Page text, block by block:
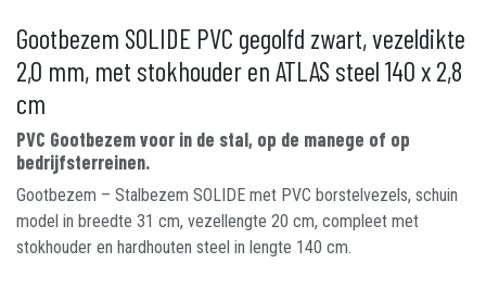
Gootbezem SOLIDE PVC gegolfd zwart, vezeldikte
2,0 mm, met stokhouder en ATLAS steel 140 x 2,8
cm
PVC Gootbezem voor in de stal, op de manege of op
bedrijfsterreinen.
Gootbezem – Stalbezem SOLIDE met PVC borstelvezels, schuin
model in breedte 31 cm, vezellengte 20 cm, compleet met
stokhouder en hardhouten steel in lengte 140 cm.